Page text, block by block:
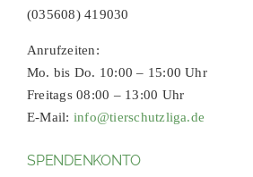
(035608) 419030
Anrufzeiten:
Mo. bis Do. 10:00 – 15:00 Uhr
Freitags 08:00 – 13:00 Uhr
E-Mail: info@tierschutzliga.de
SPENDENKONTO